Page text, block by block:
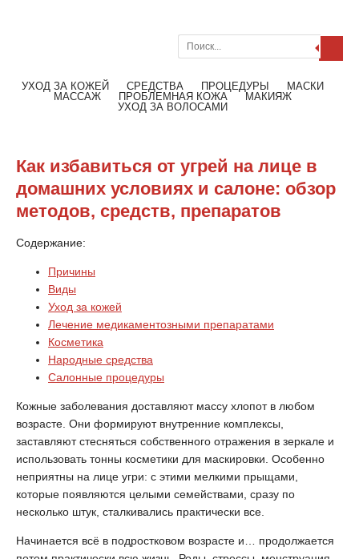
УХОД ЗА КОЖЕЙ СРЕДСТВА ПРОЦЕДУРЫ
МАСКИ
МАССАЖ
ПРОБЛЕМНАЯ КОЖА
МАКИЯЖ
УХОД ЗА ВОЛОСАМИ
Как избавиться от угрей на лице в
домашних условиях и салоне: обзор
методов, средств, препаратов
Содержание:
Причины
Виды
Уход за кожей
Лечение медикаментозными препаратами
Косметика
Народные средства
Салонные процедуры
Кожные заболевания доставляют массу хлопот в любом
возрасте. Они формируют внутренние комплексы,
заставляют стесняться собственного отражения в зеркале и
использовать тонны косметики для маскировки. Особенно
неприятны на лице угри: с этими мелкими прыщами,
которые появляются целыми семействами, сразу по
несколько штук, сталкивались практически все.
Начинается всё в подростковом возрасте и… продолжается